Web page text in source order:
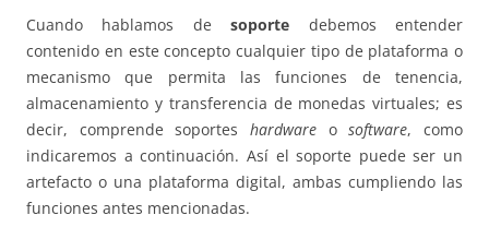
Cuando hablamos de soporte debemos entender
contenido en este concepto cualquier tipo de plataforma o
mecanismo que permita las funciones de tenencia,
almacenamiento y transferencia de monedas virtuales; es
decir, comprende soportes hardware osoftware, como
indicaremos a continuación. Así el soporte puede ser un
artefacto o una plataforma digital, ambas cumpliendo las
funciones antes mencionadas.